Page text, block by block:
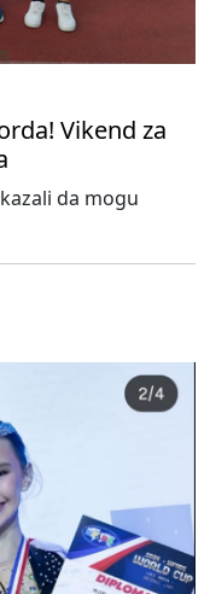
Vikend za
da mogu